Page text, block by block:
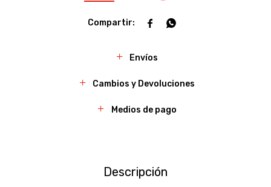
 
Envíos
Cambios y Devoluciones
Medios de pago
Descripción